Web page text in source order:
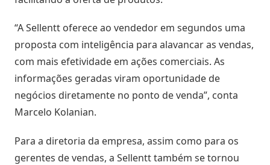
Inteligência
Big
Data
“A Sellentt oferece ao vendedor em segundos uma
proposta com inteligência para alavancar as vendas,
com mais efetividade em ações comerciais. As
informações geradas viram oportunidade de
negócios diretamente no ponto de venda”, conta
Marcelo Kolanian.
Para a diretoria da empresa, assim como para os
gerentes de vendas, a Sellentttambém se tornou